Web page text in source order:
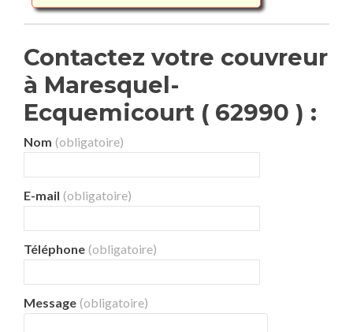
Contactez votre couvreur
à Maresquel-
Ecquemicourt ( 62990 ) :
Nom (obligatoire)
E-mail (obligatoire)
Téléphone (obligatoire)
Message (obligatoire)